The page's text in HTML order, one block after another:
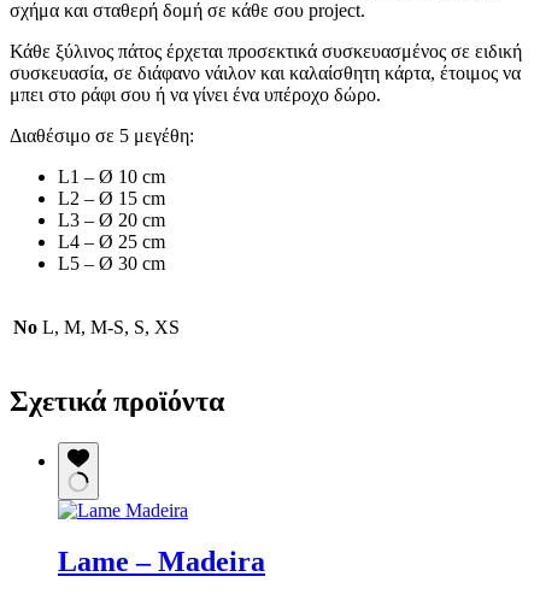
σχήμα και σταθερή δομή σε κάθε σου project.
Κάθε ξύλινος πάτος έρχεται προσεκτικά συσκευασμένος σε ειδική
συσκευασία, σε διάφανο νάιλον και καλαίσθητη κάρτα, έτοιμος να
μπει στο ράφι σου ή να γίνει ένα υπέροχο δώρο.
Διαθέσιμο σε 5 μεγέθη:
L1 – Ø 10 cm
L2 – Ø 15 cm
L3 – Ø 20 cm
L4 – Ø 25 cm
L5 – Ø 30 cm
No L, M, M-S, S, XS
Σχετικά προϊόντα
Lame – Madeira